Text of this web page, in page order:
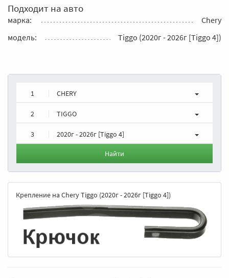
Подходит на авто
марка:
Chery
модель:
Tiggo (2020г - 2026г [Tiggo 4])
1 CHERY
2 TIGGO
3 2020г - 2026г [Tiggo 4]
Найти
Крепление на Chery Tiggo (2020г - 2026г [Tiggo 4])